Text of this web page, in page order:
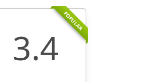
POPULAR
3.4